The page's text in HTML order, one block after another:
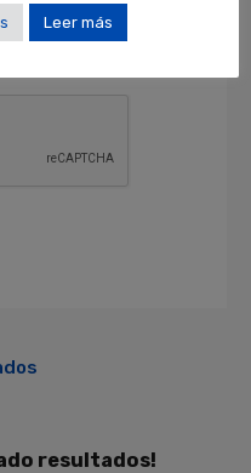
de
resultados!
Leer más